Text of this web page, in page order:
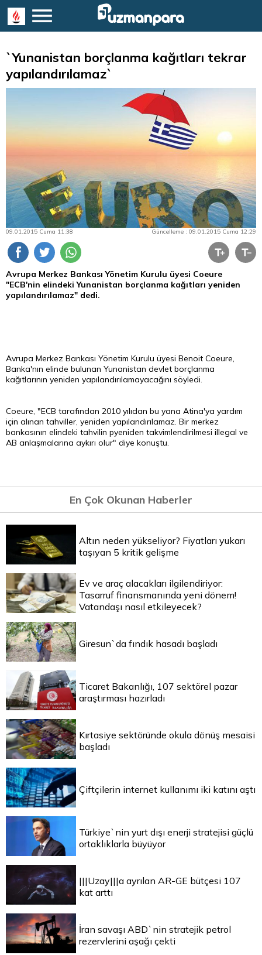
`Yunanistan borçlanma kağıtları tekrar
yapılandırılamaz`
09.01.2015 Cuma 11:38 Güncelleme : 09.01.2015 Cuma 12:29
Avrupa Merkez Bankası Yönetim Kurulu üyesi Coeure
"ECB'nin elindeki Yunanistan borçlanma kağıtları yeniden
yapılandırılamaz" dedi.
Avrupa Merkez Bankası Yönetim Kurulu üyesi Benoit Coeure,
Banka'nın elinde bulunan Yunanistan devlet borçlanma
kağıtlarının yeniden yapılandırılamayacağını söyledi.
Coeure, "ECB tarafından 2010 yılıdan bu yana Atina'ya yardım
için alınan tahviller, yeniden yapılandırılamaz. Bir merkez
bankasının elindeki tahvilin pyeniden takvimlendirilmesi illegal ve
AB anlaşmalarına aykırı olur" diye konuştu.
En Çok Okunan Haberler
Altın neden yükseliyor? Fiyatları yukarı
taşıyan 5 kritik gelişme
Ev ve araç alacakları ilgilendiriyor:
Tasarruf finansmanında yeni dönem!
Vatandaşı nasıl etkileyecek?
Giresun`da fındık hasadı başladı
Ticaret Bakanlığı, 107 sektörel pazar
araştırması hazırladı
Kırtasiye sektöründe okula dönüş mesaisi
başladı
Çiftçilerin internet kullanımı iki katını aştı
Türkiye`nin yurt dışı enerji stratejisi güçlü
ortaklıklarla büyüyor
|||Uzay|||a ayrılan AR-GE bütçesi 107
kat arttı
İran savaşı ABD`nin stratejik petrol
rezervlerini aşağı çekti